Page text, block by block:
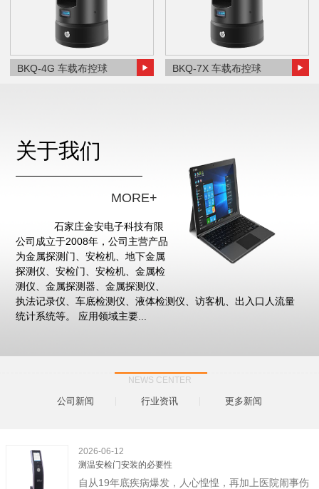
BKQ-4G 车载布控球 BKQ-7X 车载布控球
关于我们
MORE+
石家庄金安电子科技有限
公司成立于2008年，公司主营产品
为金属探测门、安检机、地下金属
探测仪、安检门、安检机、金属检
测仪、金属探测器、金属探测仪、
执法记录仪、车底检测仪、液体检测仪、访客机、出入口人流量
统计系统等。 应用领域主要...
NEWS CENTER
公司新闻 行业资讯 更多新闻
2026-06-12
测温安检门安装的必要性
自从19年底疾病爆发，人心惶惶，再加上医院闹事伤